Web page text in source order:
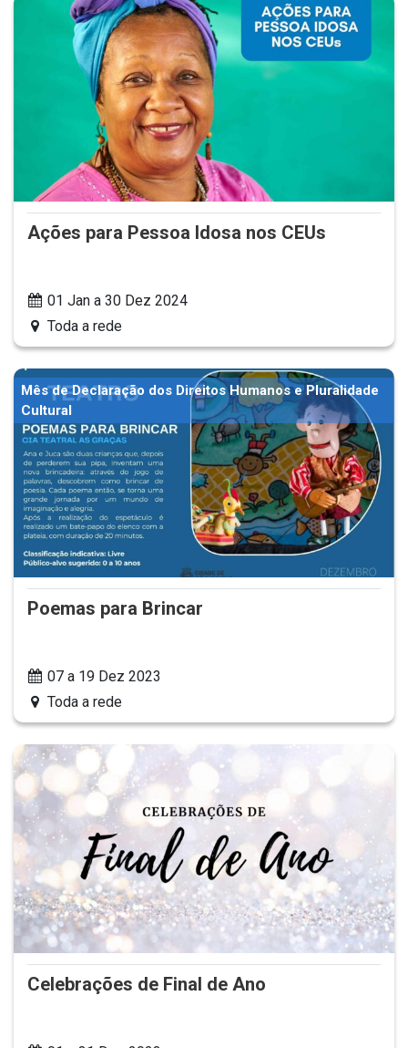
Ações para Pessoa Idosa nos CEUs
01 Jan a 30 Dez 2024
Toda a rede
Mês de Declaração dos Direitos Humanos e Pluralidade
Cultural
Poemas para Brincar
07 a 19 Dez 2023
Toda a rede
Celebrações de Final de Ano